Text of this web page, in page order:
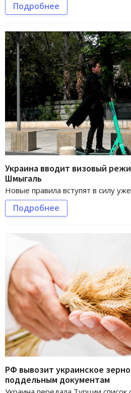
Подробнее
Украина вводит визовый
Шмыгаль
Новые правила вступят в силу
Подробнее
РФ вывозит украинское
поддельным документам